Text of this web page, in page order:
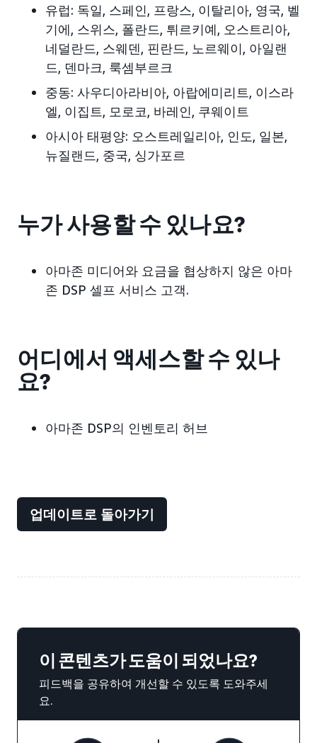
유럽: 독일, 스페인, 프랑스, 이탈리아, 영국, 벨
기에, 스위스, 폴란드, 튀르키예, 오스트리아,
네덜란드, 스웨덴, 핀란드, 노르웨이, 아일랜
드, 덴마크, 룩셈부르크
중동: 사우디아라비아, 아랍에미리트, 이스라
엘, 이집트, 모로코, 바레인, 쿠웨이트
아시아 태평양: 오스트레일리아, 인도, 일본,
뉴질랜드, 중국, 싱가포르
누가 사용할 수 있나요?
아마존 미디어와 요금을 협상하지 않은 아마
존 DSP 셀프 서비스 고객.
어디에서 액세스할 수 있나
요?
아마존 DSP의 인벤토리 허브
업데이트로 돌아가기
이 콘텐츠가 도움이 되었나요?
피드백을 공유하여 개선할 수 있도록 도와주세
요.